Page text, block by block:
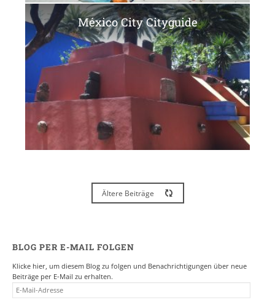
México City Cityguide
Ältere Beiträge
BLOG PER E-MAIL FOLGEN
Klicke hier, um diesem Blog zu folgen und Benachrichtigungen über neue
Beiträge per E-Mail zu erhalten.
E-
MAIL-